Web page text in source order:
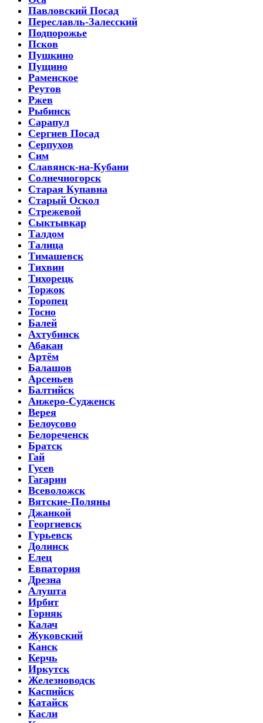
Павловский Посад
Переславль-Залесский
Подпорожье
Псков
Пушкино
Пущино
Раменское
Реутов
Ржев
Рыбинск
Сарапул
Сергиев Посад
Серпухов
Сим
Славянск-на-Кубани
Солнечногорск
Старая Купавна
Старый Оскол
Стрежевой
Сыктывкар
Талдом
Талица
Тимашевск
Тихвин
Тихорецк
Торжок
Торопец
Тосно
Балей
Ахтубинск
Абакан
Артём
Балашов
Арсеньев
Балтийск
Анжеро-Судженск
Верея
Белоусово
Белореченск
Братск
Гай
Гусев
Гагарин
Всеволожск
Вятские-Поляны
Джанкой
Георгиевск
Гурьевск
Долинск
Елец
Евпатория
Дрезна
Алушта
Ирбит
Горняк
Калач
Жуковский
Канск
Керчь
Иркутск
Железноводск
Каспийск
Катайск
Касли